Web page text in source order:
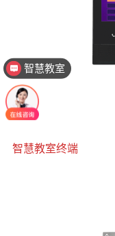
智慧教室终端
智能中控